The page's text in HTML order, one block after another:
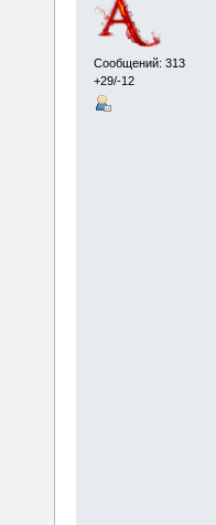
Сообщений: 313
+29/-12